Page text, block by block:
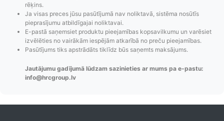
Pasūtījumu statusa
maiņas
paziņojumi,
Izsekošana,
Visi pieejamie
piegādes veidi un
to izmaksas bez
rēķins.
Ja visas preces jūsu pasūtījumā nav noliktavā, sistēma nosūtīs
pieprasījumu atbildīgajai noliktavai.
E-pastā saņemsiet produktu pieejamības kopsavilkumu un varēsiet
izvēlēties no vairākām iespējām atkarībā no preču pieejamības.
Pasūtījums tiks apstrādāts tiklīdz būs saņemts maksājums.
Jautājumu gadījumā lūdzam sazinieties ar mums pa e-pastu:
info@hrcgroup.lv